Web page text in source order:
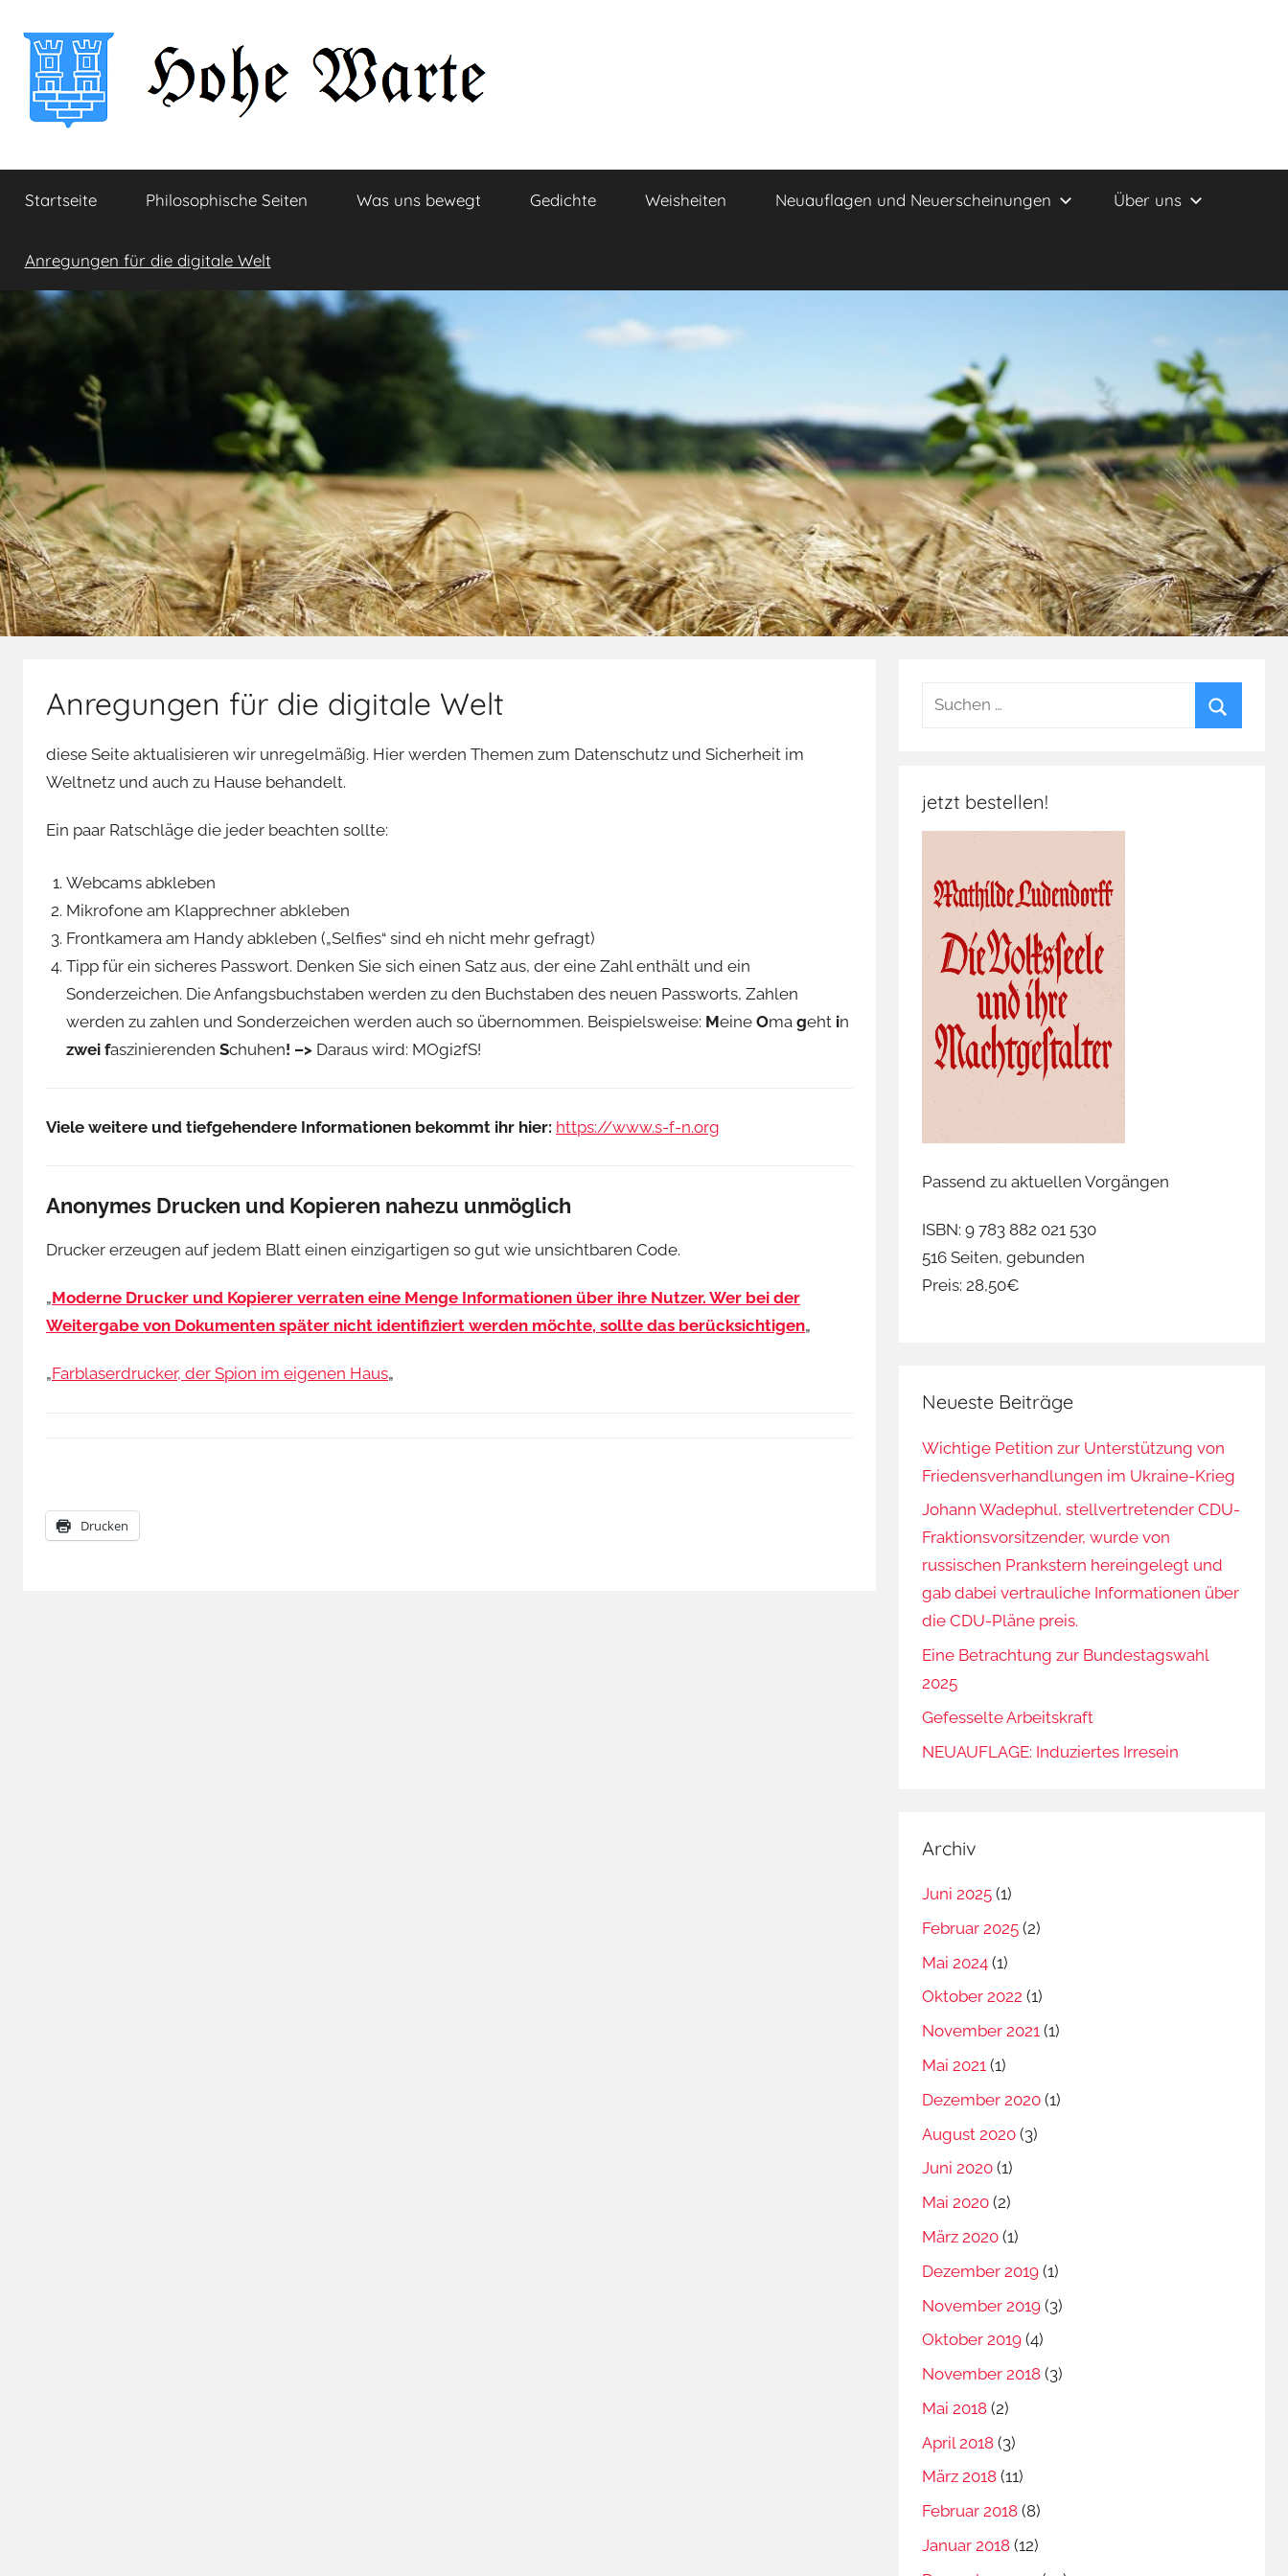
Inhalt
springen
Hohe
Warte
Startseite Philosophische Seiten Was uns bewegt Gedichte Weisheiten Neuauflagen und Neuerscheinungen Über uns
Anregungen für die digitale Welt
Anregungen für die digitale Welt
diese Seite aktualisieren wir unregelmäßig. Hier werden Themen zum Datenschutz und Sicherheit im
Weltnetz und auch zu Hause behandelt.
Ein paar Ratschläge die jeder beachten sollte:
Webcams abkleben
Mikrofone am Klapprechner abkleben
Frontkamera am Handy abkleben („Selfies“ sind eh nicht mehr gefragt)
Tipp für ein sicheres Passwort. Denken Sie sich einen Satz aus, der eine Zahl enthält und ein
Sonderzeichen. Die Anfangsbuchstaben werden zu den Buchstaben des neuen Passworts, Zahlen
werden zu zahlen und Sonderzeichen werden auch so übernommen. Beispielsweise: MeineOmageht in
zwei faszinierendenSchuhen! –> Daraus wird: MOgi2fS!
Viele weitere und tiefgehendere Informationen bekommt ihr hier: https://www.s-f-n.org
Anonymes Drucken und Kopieren nahezu unmöglich
Drucker erzeugen auf jedem Blatt einen einzigartigen so gut wie unsichtbaren Code.
„Moderne Drucker und Kopierer verraten eine Menge Informationen über ihre Nutzer. Wer bei der
Weitergabe von Dokumenten später nicht identifiziert werden möchte, sollte das berücksichtigen„
„Farblaserdrucker, der Spion im eigenen Haus„
Drucken
Suchen
jetzt bestellen!
Passend zu aktuellen Vorgängen
ISBN: 9 783 882 021 530
516 Seiten, gebunden
Preis: 28,50€
Neueste Beiträge
Wichtige Petition zur Unterstützung von
Friedensverhandlungen im Ukraine-Krieg
Johann Wadephul, stellvertretender CDU-
Fraktionsvorsitzender, wurde von
russischen Prankstern hereingelegt und
gab dabei vertrauliche Informationen über
die CDU-Pläne preis.
Eine Betrachtung zur Bundestagswahl
2025
Gefesselte Arbeitskraft
NEUAUFLAGE: Induziertes Irresein
Archiv
Juni 2025 (1)
Februar 2025 (2)
Mai 2024 (1)
Oktober 2022 (1)
November 2021 (1)
Mai 2021 (1)
Dezember 2020 (1)
August 2020 (3)
Juni 2020 (1)
Mai 2020 (2)
März 2020 (1)
Dezember 2019 (1)
November 2019 (3)
Oktober 2019 (4)
November 2018 (3)
Mai 2018 (2)
April 2018 (3)
März 2018 (11)
Februar 2018 (8)
Januar 2018 (12)